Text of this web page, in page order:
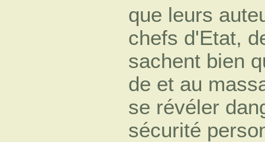
que leurs
chefs d'Etat,
sachent bien
de et au
se révéler
sécurité